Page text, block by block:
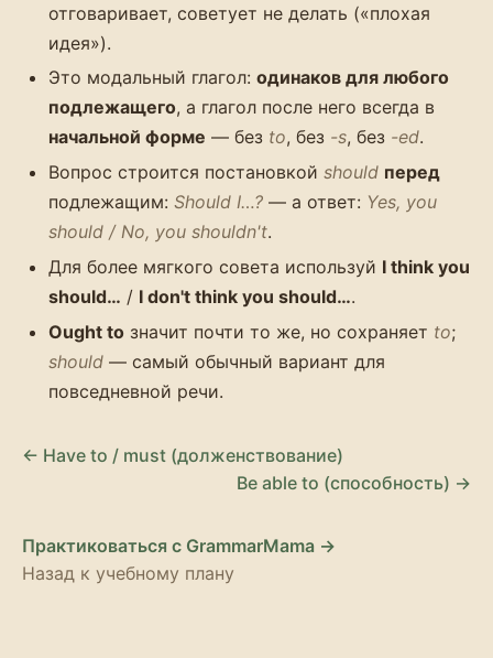
отговаривает, советует не делать («плохая
идея»).
Это модальный глагол: одинаков для любого
подлежащего, а глагол после него всегда в
начальной форме — без to, без -s, без -ed.
Вопрос строится постановкой should перед
подлежащим: Should I…? — а ответ: Yes, you
should / No, you shouldn't.
Для более мягкого совета используй I think you
should… / I don't think you should….
Ought to значит почти то же, но сохраняет to;
should — самый обычный вариант для
повседневной речи.
← Have to / must (долженствование)
Be able to (способность) →
Практиковаться с GrammarMama →
Назад к учебному плану